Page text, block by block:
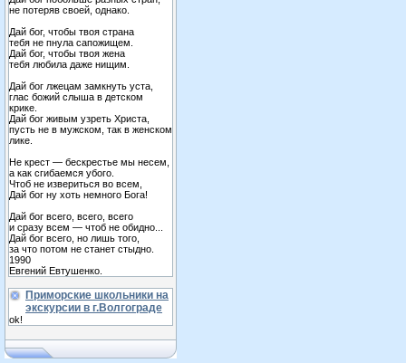
не потеряв своей, однако.
Дай бог, чтобы твоя страна
тебя не пнула сапожищем.
Дай бог, чтобы твоя жена
тебя любила даже нищим.
Дай бог лжецам замкнуть уста,
глас божий слыша в детском
крике.
Дай бог живым узреть Христа,
пусть не в мужском, так в женском
лике.
Не крест — бескрестье мы несем,
а как сгибаемся убого.
Чтоб не извериться во всем,
Дай бог ну хоть немного Бога!
Дай бог всего, всего, всего
и сразу всем — чтоб не обидно...
Дай бог всего, но лишь того,
за что потом не станет стыдно.
1990
Евгений Евтушенко.
Приморские школьники на
экскурсии в г.Волгограде
ok!